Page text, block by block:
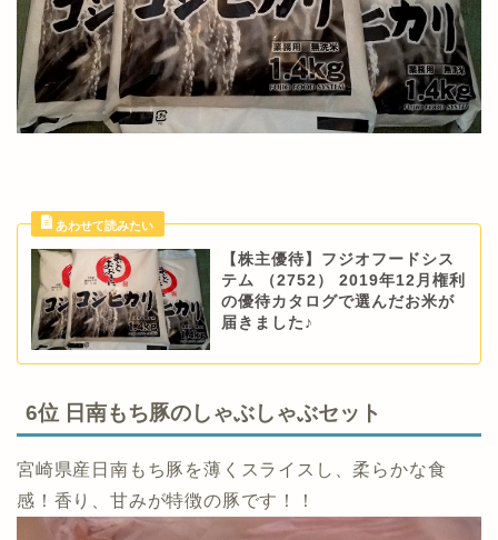
【株主優待】フジオフードシス
テム （2752） 2019年12月権利
の優待カタログで選んだお米が
届きました♪
6位 日南もち豚のしゃぶしゃぶセット
宮崎県産日南もち豚を薄くスライスし、柔らかな食
感！香り、甘みが特徴の豚です！！